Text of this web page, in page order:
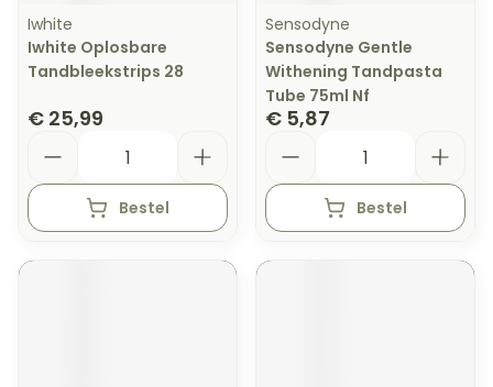
Iwhite
Iwhite Oplosbare
Tandbleekstrips 28
€ 25,99
Bestel
Sensodyne
Sensodyne Gentle
Withening Tandpasta
Tube 75ml Nf
€ 5,87
Bestel